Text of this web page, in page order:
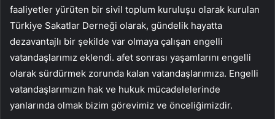
faaliyetler yürüten bir sivil toplum kuruluşu olarak kurulan
Türkiye Sakatlar Derneği olarak, gündelik hayatta
dezavantajlı bir şekilde var olmaya çalışan engelli
vatandaşlarımız eklendi. afet sonrası yaşamlarını engelli
olarak sürdürmek zorunda kalan vatandaşlarımıza. Engelli
vatandaşlarımızın hak ve hukuk mücadelelerinde
yanlarında olmak bizim görevimiz ve önceliğimizdir.